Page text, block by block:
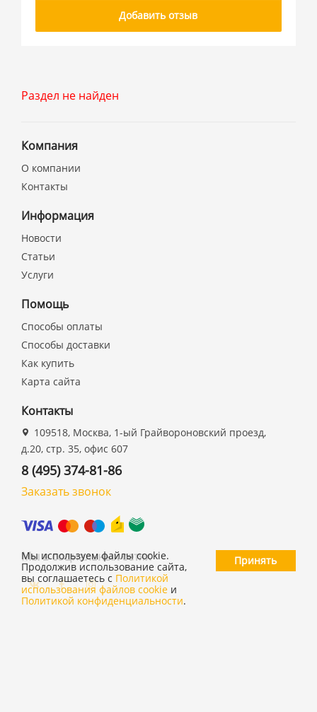
Добавить отзыв
Раздел не найден
Компания
О компании
Контакты
Информация
Новости
Статьи
Услуги
Помощь
Способы оплаты
Способы доставки
Как купить
Карта сайта
Контакты
109518, Москва, 1-ый Грайвороновский проезд,
д.20, стр. 35, офис 607
8 (495) 374-81-86
Заказать звонок
Мы в социальных сетях
Мы используем файлы cookie.
Продолжив использование сайта,
вы соглашаетесь с Политикой
использования файлов cookie и
Политикой конфиденциальности.
Принять